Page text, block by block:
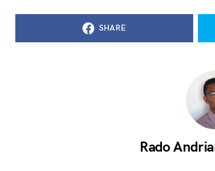
SHARE
Rado